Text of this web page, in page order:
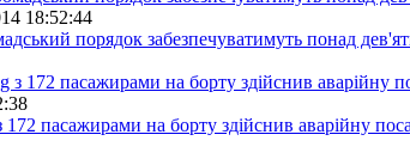
18:52:44
порядок забезпечуватимуть понад
пасажирами на борту здійснив аварійну